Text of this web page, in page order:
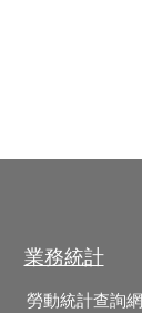
業務統計
勞動統計查詢網